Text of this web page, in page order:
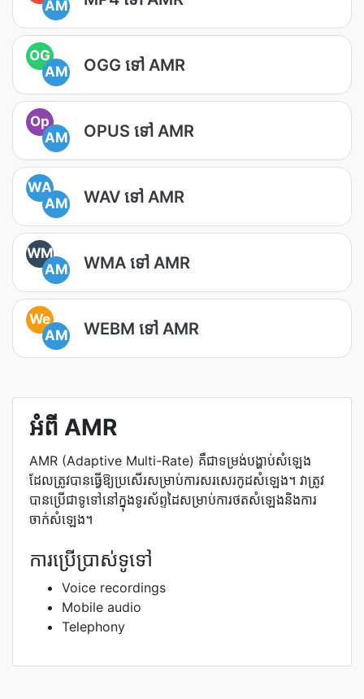
AM
OG
AM
OGG ទៅ AMR
Op
AM
OPUS ទៅ AMR
WA
AM
WAV ទៅ AMR
WM
AM
WMA ទៅ AMR
We
AM
WEBM ទៅ AMR
អំពី AMR
AMR (Adaptive Multi-Rate) គឺ​ជា​ទម្រង់​បង្ហាប់​សំឡេង​
ដែល​ត្រូវ​បាន​ធ្វើ​ឱ្យ​ប្រសើរ​សម្រាប់​ការ​សរសេរ​កូដ​សំឡេង។ វា​ត្រូវ​
បាន​ប្រើ​ជា​ទូទៅ​នៅ​ក្នុង​ទូរស័ព្ទ​ដៃ​សម្រាប់​ការ​ថត​សំឡេង​និង​ការ​
ចាក់​សំឡេង​។
ការប្រើប្រាស់ទូទៅ
Voice recordings
Mobile audio
Telephony